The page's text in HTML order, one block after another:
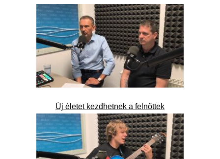
Új életet kezdhetnek a felnőttek